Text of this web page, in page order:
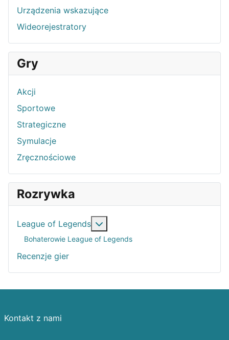
Urządzenia wskazujące
Wideorejestratory
Gry
Akcji
Sportowe
Strategiczne
Symulacje
Zręcznościowe
Rozrywka
League of Legends
Bohaterowie League of Legends
Recenzje gier
Kontakt z nami